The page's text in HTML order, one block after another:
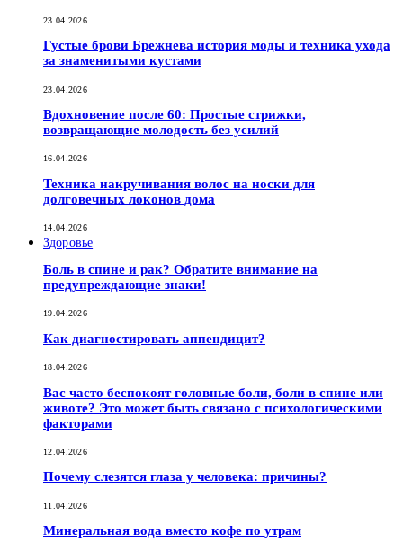
23.04.2026
Густые брови Брежнева история моды и техника ухода
за знаменитыми кустами
23.04.2026
Вдохновение после 60: Простые стрижки,
возвращающие молодость без усилий
16.04.2026
Техника накручивания волос на носки для
долговечных локонов дома
14.04.2026
Здоровье
Боль в спине и рак? Обратите внимание на
предупреждающие знаки!
19.04.2026
Как диагностировать аппендицит?
18.04.2026
Вас часто беспокоят головные боли, боли в спине или
животе? Это может быть связано с психологическими
факторами
12.04.2026
Почему слезятся глаза у человека: причины?
11.04.2026
Минеральная вода вместо кофе по утрам